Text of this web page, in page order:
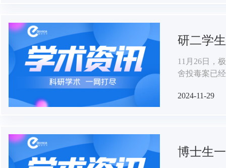
研二学
11月26日，
舍投毒案已
2024-11-29
博士生